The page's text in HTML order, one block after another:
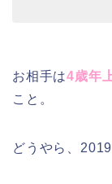
お相手は4歳年
こと。
どうやら、